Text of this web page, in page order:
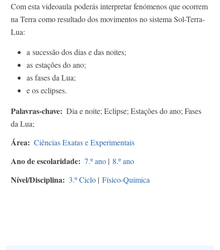
Com esta videoaula poderás interpretar fenómenos que ocorrem
na Terra como resultado dos movimentos no sistema Sol-Terra-
Lua:
a sucessão dos dias e das noites;
as estações do ano;
as fases da Lua;
e os eclipses.
Palavras-chave
Dia e noite; Eclipse; Estações do ano; Fases
da Lua;
Área Ciências Exatas e Experimentais
Ano de escolaridade 7.º ano | 8.º ano
Nível/Disciplina 3.º Ciclo | Físico-Química